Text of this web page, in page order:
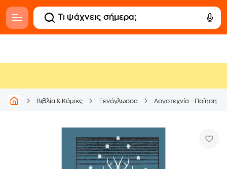
Βιβλία & Κόμικς Ξενόγλωσσα Λογοτεχνία - Ποίηση